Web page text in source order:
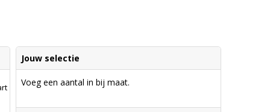
Jouw selectie
Voeg een aantal in bij maat.